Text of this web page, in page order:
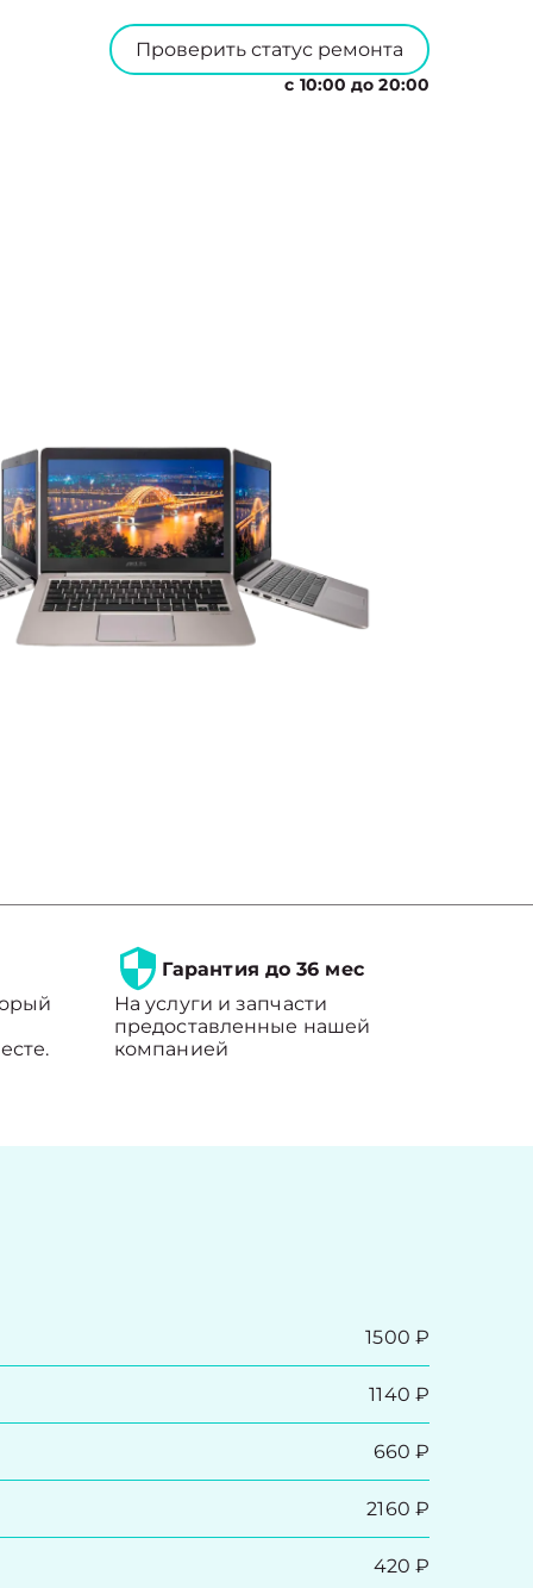
Проверить статус ремонта
с 10:00 до 20:00
Гарантия до 36 мес
На услуги и запчасти
предоставленные нашей
компанией
1500 ₽
1140 ₽
660 ₽
2160 ₽
420 ₽